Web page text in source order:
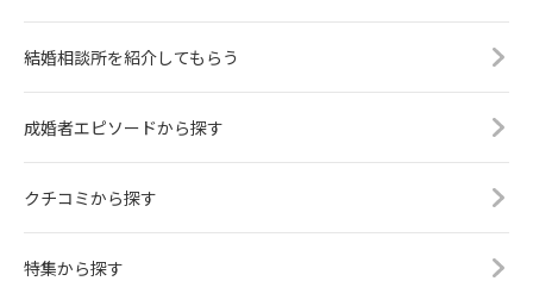
結婚相談所を紹介してもらう
成婚者エピソードから探す
クチコミから探す
特集から探す